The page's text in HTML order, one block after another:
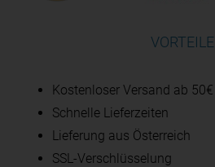
VORTEILE
Kostenloser Versand ab 50€
Schnelle Lieferzeiten
Lieferung aus Österreich
SSL-Verschlüsselung